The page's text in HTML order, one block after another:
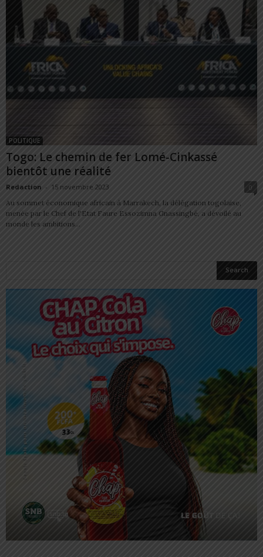
POLITIQUE
Togo: Le chemin de fer Lomé-Cinkassé
bientôt une réalité
Redaction - 15 novembre 2023
0
Au sommet économique africain à Marrakech, la délégation togolaise,
menée par le Chef de l'Etat Faure Essozimna Gnassingbé, a dévoilé au
monde les ambitions...